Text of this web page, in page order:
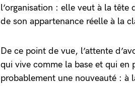
l’organisation : elle veut à la tête
de son appartenance réelle à la
De ce point de vue, l’attente
qui vive comme la base et qui en
probablement une nouveauté : à